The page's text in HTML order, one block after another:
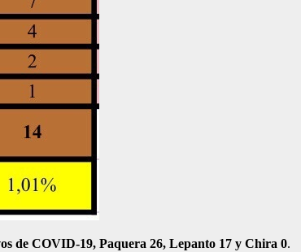
de COVID-19, Paquera 26, Lepanto 17 y Chira 0.